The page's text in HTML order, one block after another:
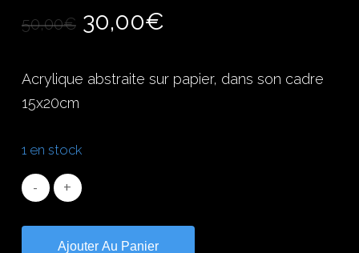
50,00€ Le
initial
était :
30,00€Le
actuel
est :
Acrylique abstraite sur papier, dans son cadre
15x20cm
1 en stock
Ajouter Au Panier